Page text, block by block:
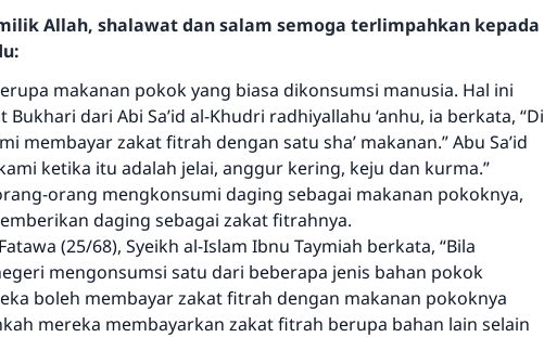
milik Allah, shalawat dan salam semoga terlimpahkan kepada
makanan pokok yang biasa dikonsumsi manusia. Hal ini
Bukhari dari Abi Sa’id al-Khudri radhiyallahu ‘anhu, ia berkata, “Di
membayar zakat fitrah dengan satu sha’ makanan.” Abu Sa’id
kami ketika itu adalah jelai, anggur kering, keju dan kurma.”
orang mengkonsumi daging sebagai makanan pokoknya,
daging sebagai zakat fitrahnya.
Fatawa (25/68), Syeikh al-Islam Ibnu Taymiah berkata, “Bila
mengonsumsi satu dari beberapa jenis bahan pokok
boleh membayar zakat fitrah dengan makanan pokoknya
mereka membayarkan zakat fitrah berupa bahan lain selain